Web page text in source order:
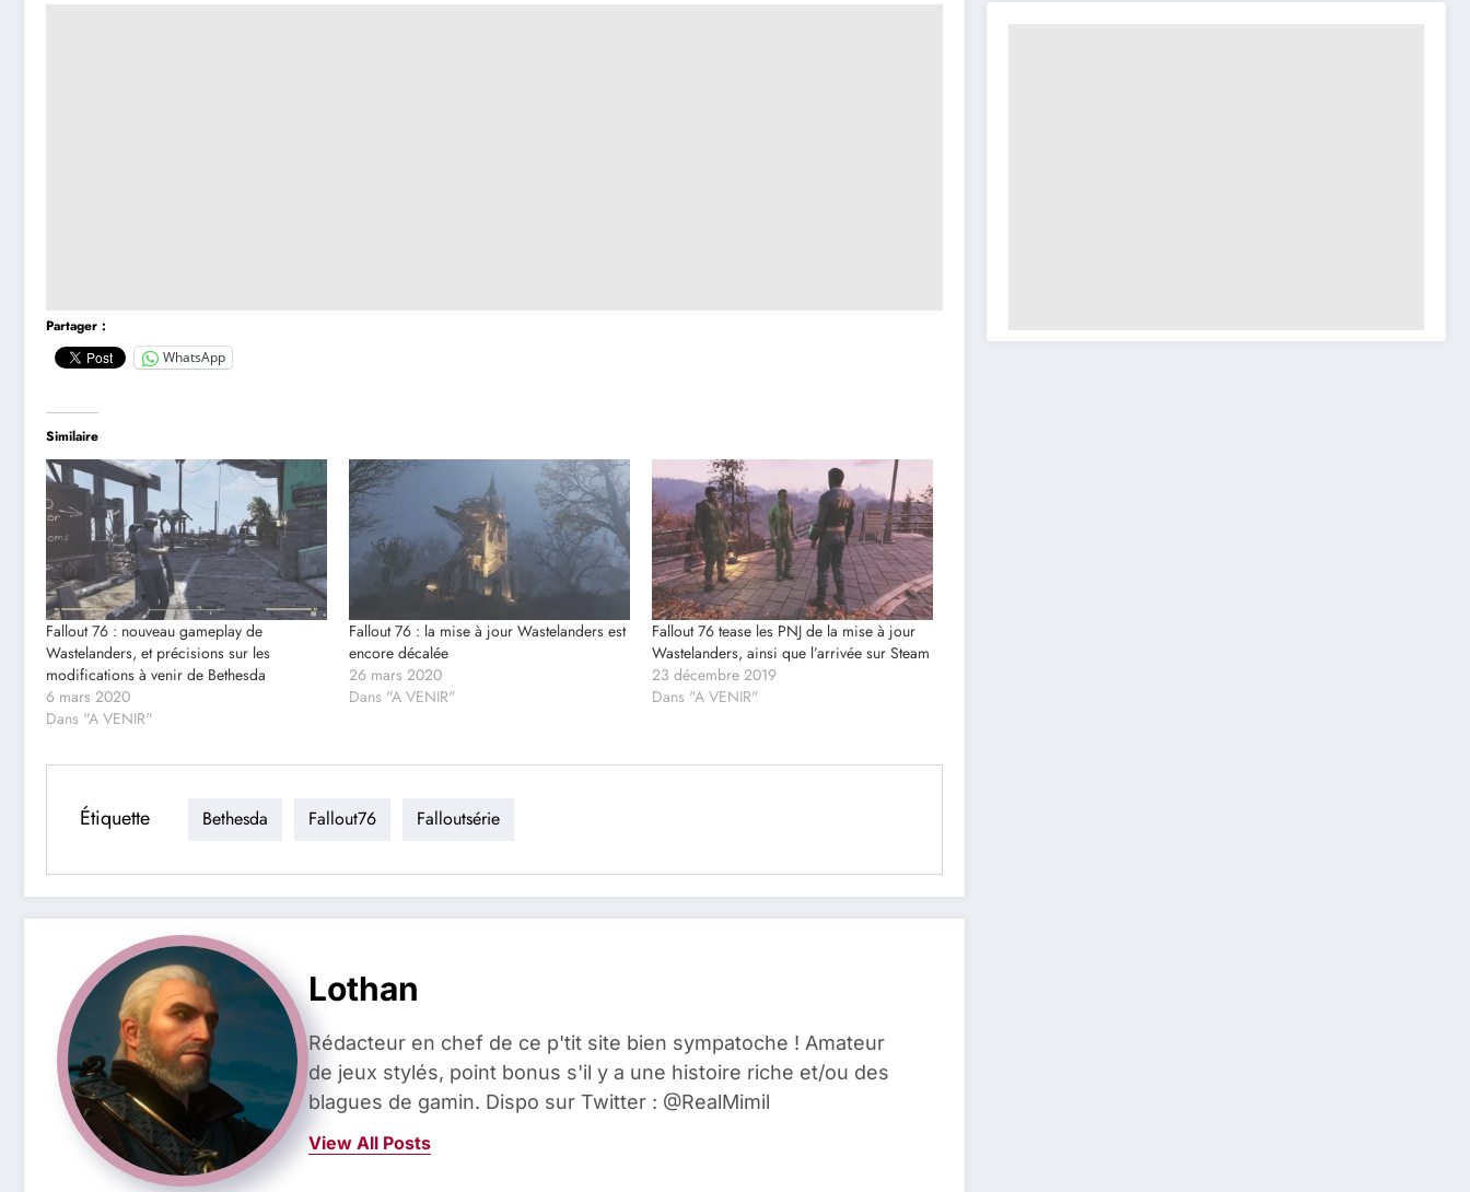
Partager :
WhatsApp
Similaire
Fallout 76 : nouveau gameplay de
Wastelanders, et précisions sur les
modifications à venir de Bethesda
6 mars 2020
Dans "A VENIR"
Fallout 76 : la mise à jour Wastelanders est
encore décalée
26 mars 2020
Dans "A VENIR"
Fallout 76 tease les PNJ de la mise à jour
Wastelanders, ainsi que l’arrivée sur Steam
23 décembre 2019
Dans "A VENIR"
Étiquette Bethesda Fallout76 Falloutsérie
Lothan
Rédacteur en chef de ce p'tit site bien sympatoche ! Amateur
de jeux stylés, point bonus s'il y a une histoire riche et/ou des
blagues de gamin. Dispo sur Twitter : @RealMimil
View All Posts